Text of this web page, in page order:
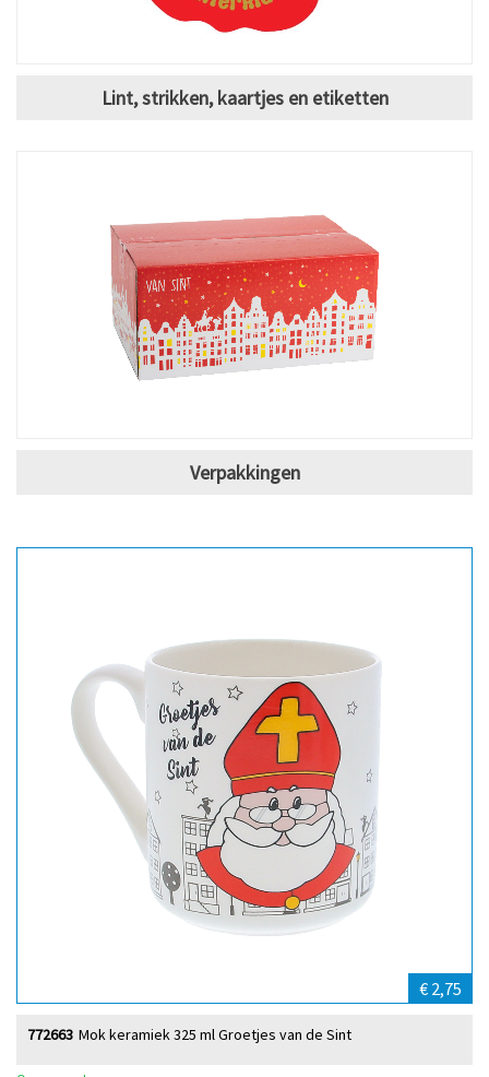
Lint, strikken, kaartjes en etiketten
Verpakkingen
€ 2,75
Mok keramiek 325 ml Groetjes van de Sint
772663